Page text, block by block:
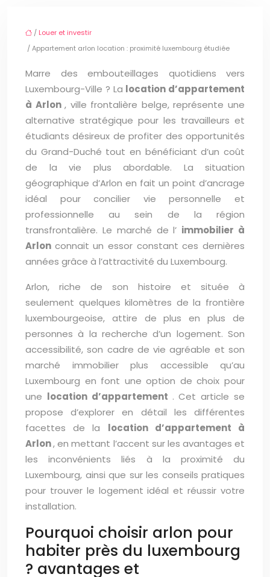
/ Louer et investir
/ Appartement arlon location : proximité luxembourg étudiée
Marre des embouteillages quotidiens vers
Luxembourg-Ville ? La location d’appartement
à Arlon, ville frontalière belge, représente une
alternative stratégique pour les travailleurs et
étudiants désireux de profiter des opportunités
du Grand-Duché tout en bénéficiant d’un coût
de la vie plus abordable. La situation
géographique d’Arlon en fait un point d’ancrage
idéal pour concilier vie personnelle et
professionnelle au sein de la région
transfrontalière. Le marché de l’ immobilier à
Arlon connait un essor constant ces dernières
années grâce à l’attractivité du Luxembourg.
Arlon, riche de son histoire et située à
seulement quelques kilomètres de la frontière
luxembourgeoise, attire de plus en plus de
personnes à la recherche d’un logement. Son
accessibilité, son cadre de vie agréable et son
marché immobilier plus accessible qu’au
Luxembourg en font une option de choix pour
une location d’appartement . Cet article se
propose d’explorer en détail les différentes
facettes de la location d’appartement à
Arlon, en mettant l’accent sur les avantages et
les inconvénients liés à la proximité du
Luxembourg, ainsi que sur les conseils pratiques
pour trouver le logement idéal et réussir votre
installation.
Pourquoi choisir arlon pour
habiter près du luxembourg
? avantages et